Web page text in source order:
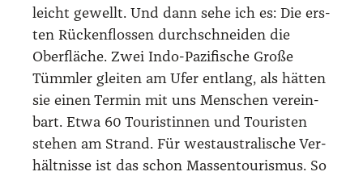
leicht gewellt. Und dann sehe ich es: Die ers­
ten Rücken­flos­sen durch­schnei­den die
Ober­flä­che. Zwei Indo-Pazi­fi­sche Gro­ße
Tümm­ler glei­ten am Ufer ent­lang, als hät­ten
sie einen Ter­min mit uns Men­schen ver­ein­
bart. Etwa 60 Tou­ris­tin­nen und Tou­ris­ten
ste­hen am Strand. Für west­aus­tra­li­sche Ver­
hält­nis­se ist das schon Mas­sen­tou­ris­mus. So